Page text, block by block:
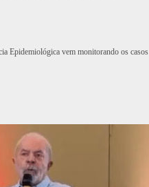
Epidemiológica vem monitorando os casos